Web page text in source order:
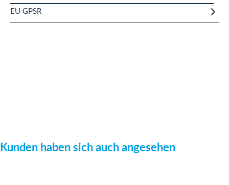
EU GPSR
Produktgalerie überspringen
Kunden haben sich auch angesehen